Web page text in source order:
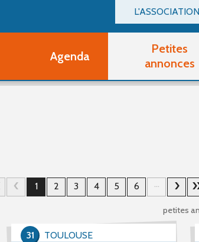
L'ASSOCIATION
Billetterie
Devenir adhérent
Devenir adhérent
Agenda
Petites
annonces
1 2 3 4 5 6 ...
petites
TOULOUSE
31